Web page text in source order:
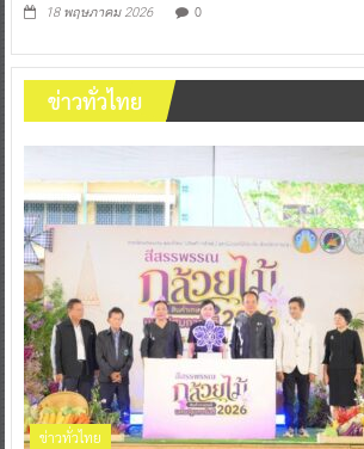
18 พฤษภาคม 2026 0
ข่าวทั่วไทย
ข่าวทั่วไทย